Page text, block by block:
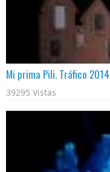
Mi prima Pili. Tráfico 2014
39295 Vistas